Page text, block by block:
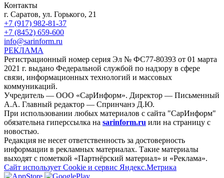
Контакты
г. Саратов, ул. Горького, 21
+7 (917) 982-81-37
+7 (8452) 659-600
info@sarinform.ru
РЕКЛАМА
Регистрационный номер серия Эл № ФС77-80393 от 01 марта
2021 г. выдано Федеральной службой по надзору в сфере
связи, информационных технологий и массовых
коммуникаций.
Учредитель — ООО «СарИнформ». Директор — Письменный
А.А. Главный редактор — Спринчанэ Д.Ю.
При использовании любых материалов с сайта "СарИнформ"
обязательна гиперссылка на sarinform.ru или на страницу с
новостью.
Редакция не несет ответственность за достоверность
информации в рекламных материалах. Такие материалы
выходят с пометкой «Партнёрский материал» и «Реклама».
Сайт использует Cookie и сервиc Яндекс.Метрика